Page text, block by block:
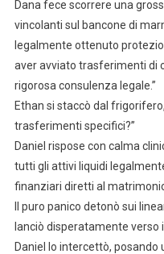
Dana fece scorrere una
vincolanti sul bancone di
legalmente ottenuto
aver avviato trasferimenti di
rigorosa consulenza legale.”
Ethan si staccò dal
trasferimenti specifici?”
Daniel rispose con calma
tutti gli attivi liquidi
finanziari diretti al
Il puro panico detonò sui
lanciò disperatamente verso
Daniel lo intercettò,